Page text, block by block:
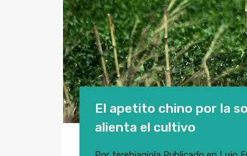
El apetito chino por la
alienta el cultivo